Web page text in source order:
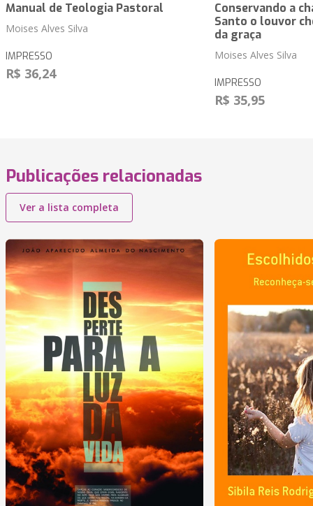
Manual de Teologia Pastoral
Moises Alves Silva
IMPRESSO
R$ 36,24
Conservando a
Santo o louvor
da graça
Moises Alves Silva
IMPRESSO
R$ 35,95
Publicações relacionadas
Ver a lista completa